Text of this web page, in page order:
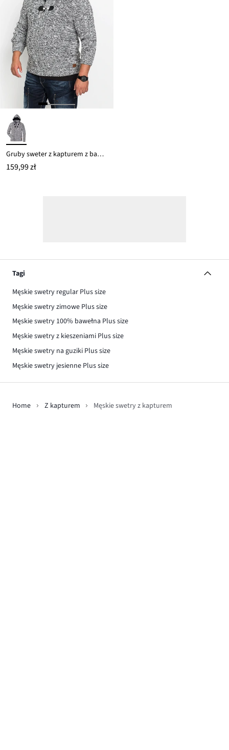
Gruby sweter z kapturem z bawełną
159,99 zł
Tagi
Męskie swetry regular Plus size
Męskie swetry zimowe Plus size
Męskie swetry 100% bawełna Plus size
Męskie swetry z kieszeniami Plus size
Męskie swetry na guziki Plus size
Męskie swetry jesienne Plus size
Home Z kapturem Męskie swetry z kapturem